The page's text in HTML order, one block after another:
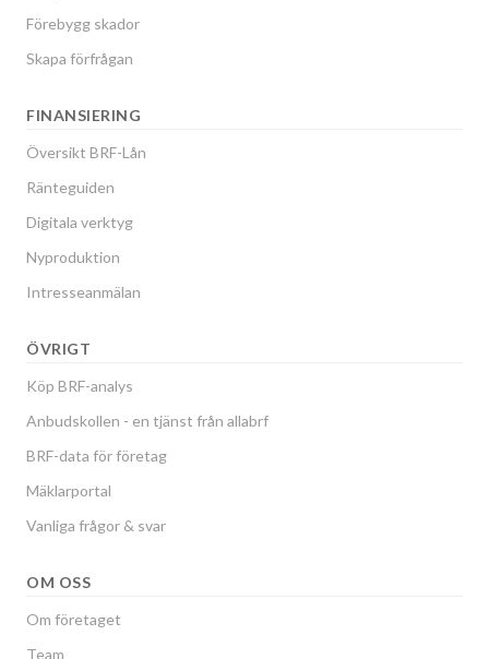
Förebygg skador
Skapa förfrågan
FINANSIERING
Översikt BRF-Lån
Ränteguiden
Digitala verktyg
Nyproduktion
Intresseanmälan
ÖVRIGT
Köp BRF-analys
Anbudskollen - en tjänst från allabrf
BRF-data för företag
Mäklarportal
Vanliga frågor & svar
OM OSS
Om företaget
Team